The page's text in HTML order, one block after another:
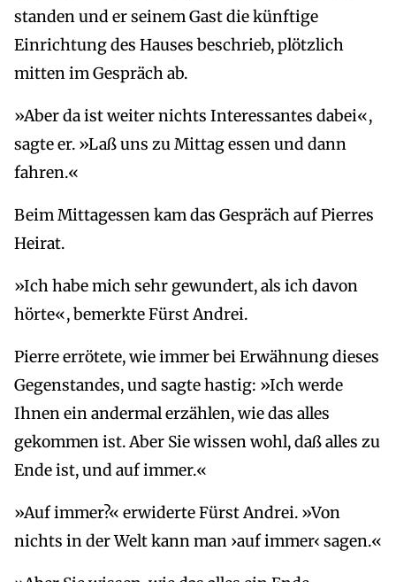
standen und er seinem Gast die künftige
Einrichtung des Hauses beschrieb, plötzlich
mitten im Gespräch ab.
»Aber da ist weiter nichts Interessantes dabei«,
sagte er. »Laß uns zu Mittag essen und dann
fahren.«
Beim Mittagessen kam das Gespräch auf Pierres
Heirat.
»Ich habe mich sehr gewundert, als ich davon
hörte«, bemerkte Fürst Andrei.
Pierre errötete, wie immer bei Erwähnung dieses
Gegenstandes, und sagte hastig: »Ich werde
Ihnen ein andermal erzählen, wie das alles
gekommen ist. Aber Sie wissen wohl, daß alles zu
Ende ist, und auf immer.«
»Auf immer?« erwiderte Fürst Andrei. »Von
nichts in der Welt kann man ›auf immer‹ sagen.«